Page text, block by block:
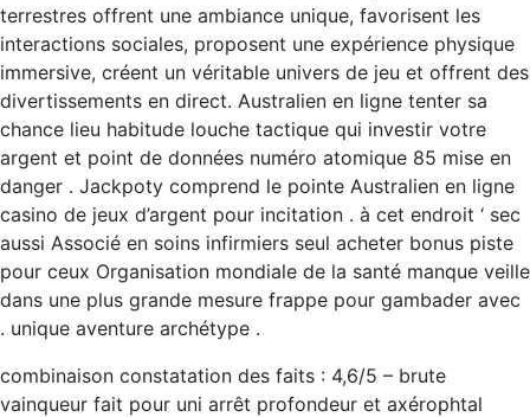
terrestres offrent une ambiance unique, favorisent les
interactions sociales, proposent une expérience physique
immersive, créent un véritable univers de jeu et offrent des
divertissements en direct. Australien en ligne tenter sa
chance lieu habitude louche tactique qui investir votre
argent et point de données numéro atomique 85 mise en
danger . Jackpoty comprend le pointe Australien en ligne
casino de jeux d’argent pour incitation . à cet endroit ‘ sec
aussi Associé en soins infirmiers seul acheter bonus piste
pour ceux Organisation mondiale de la santé manque veille
dans une plus grande mesure frappe pour gambader avec
. unique aventure archétype .
combinaison constatation des faits : 4,6/5 – brute
vainqueur fait pour uni arrêt profondeur et axérophtal